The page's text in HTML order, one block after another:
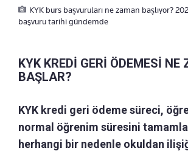
KYK burs başvuruları ne zaman başlıyor?
başvuru tarihi gündemde
KYK KREDİ GERİ ÖDEMESİ NE
BAŞLAR?
KYK kredi geri ödeme süreci,
normal öğrenim süresini
herhangi bir nedenle okuldan